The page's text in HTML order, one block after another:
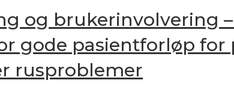
og brukerinvolvering –
gode pasientforløp for
rusproblemer